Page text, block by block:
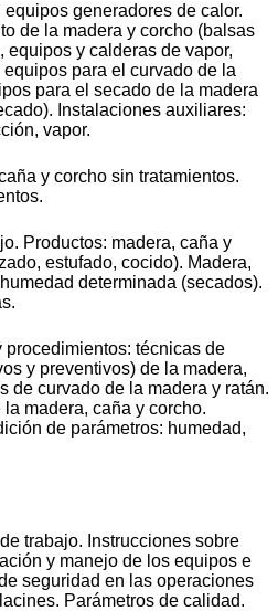
generadores de calor.
de la madera y corcho (balsas
equipos y calderas de vapor,
para el curvado de la
para el secado de la madera
Instalaciones auxiliares:
vapor.
y corcho sin tratamientos.
Productos: madera, caña y
estufado, cocido). Madera,
determinada (secados).
procedimientos: técnicas de
y preventivos) de la madera,
de curvado de la madera y ratán.
madera, caña y corcho.
de parámetros: humedad,
trabajo. Instrucciones sobre
y manejo de los equipos e
seguridad en las operaciones
Parámetros de calidad.